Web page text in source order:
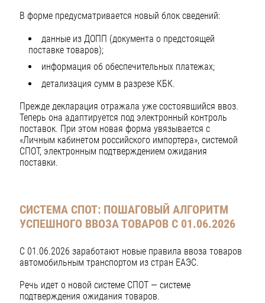
В форме предусматривается новый блок сведений:
данные из ДОПП (документа о предстоящей
поставке товаров);
информация об обеспечительных платежах;
детализация сумм в разрезе КБК.
Прежде декларация отражала уже состоявшийся ввоз.
Теперь она адаптируется под электронный контроль
поставок. При этом новая форма увязывается с
«Личным кабинетом российского импортера», системой
СПОТ, электронным подтверждением ожидания
поставки.
СИСТЕМА СПОТ: ПОШАГОВЫЙ АЛГОРИТМ
УСПЕШНОГО ВВОЗА ТОВАРОВ С 01.06.2026
С 01.06.2026 заработают новые правила ввоза товаров
автомобильным транспортом из стран ЕАЭС.
Речь идет о новой системе СПОТ — системе
подтверждения ожидания товаров.